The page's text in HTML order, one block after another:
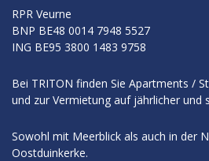
RPR Veurne
BNP BE48 0014 7948 5527
ING BE95 3800 1483 9758
Bei TRITON finden Sie Apartments /
und zur Vermietung auf jährlicher und
Sowohl mit Meerblick als auch in der
Oostduinkerke.